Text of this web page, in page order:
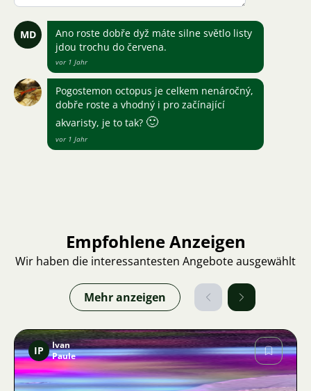
MD
Ano roste dobře dyž máte silne světlo listy
jdou trochu do červena.
vor 1 Jahr
Pogostemon octopus je celkem nenáročný,
dobře roste a vhodný i pro začínající
akvaristy, je to tak? 🙂
vor 1 Jahr
Empfohlene Anzeigen
Wir haben die interessantesten Angebote ausgewählt
Mehr anzeigen
IP
Ivan
Paule